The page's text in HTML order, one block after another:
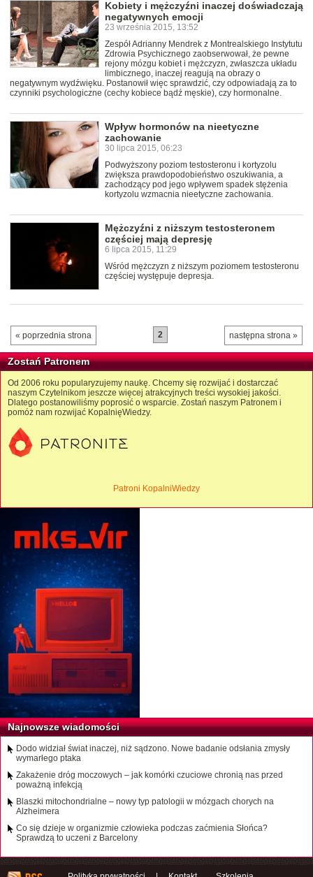
Kobiety i mężczyźni inaczej doświadczają
negatywnych emocji
23 września 2015, 13:52
Zespół Adrianny Mendrek z Montrealskiego Instytutu
Zdrowia Psychicznego zaobserwował, że pewne
rejony mózgu kobiet i mężczyzn, zwłaszcza układu
limbicznego, inaczej reagują na obrazy o
negatywnym wydźwięku. Postanowił więc sprawdzić, czy odpowiadają za to
czynniki psychologiczne (cechy kobiece bądź męskie), czy hormonalne.
Wpływ hormonów na nieetyczne
zachowanie
30 lipca 2015, 06:23
Podwyższony poziom testosteronu i kortyzolu
zwiększa prawdopodobieństwo oszukiwania, a
zachodzący pod jego wpływem spadek stężenia
kortyzolu wzmacnia nieetyczne zachowania.
Mężczyźni z niższym testosteronem
częściej mają depresję
6 lipca 2015, 11:29
Wśród mężczyzn z niższym poziomem testosteronu
częściej występuje depresja.
« poprzednia strona następna strona »
2
Zostań Patronem
Od 2006 roku popularyzujemy naukę. Chcemy się rozwijać i dostarczać
naszym Czytelnikom jeszcze więcej atrakcyjnych treści wysokiej jakości.
Dlatego postanowiliśmy poprosić o wsparcie. Zostań naszym Patronem i
pomóż nam rozwijać KopalnięWiedzy.
Patroni KopalniWiedzy
Najnowsze wiadomości
Dodo widział świat inaczej, niż sądzono. Nowe badanie odsłania zmysły
wymarłego ptaka
Zakażenie dróg moczowych – jak komórki czuciowe chronią nas przed
poważną infekcją
Blaszki mitochondrialne – nowy typ patologii w mózgach chorych na
Alzheimera
Co się dzieje w organizmie człowieka podczas zaćmienia Słońca?
Sprawdzą to uczeni z Barcelony